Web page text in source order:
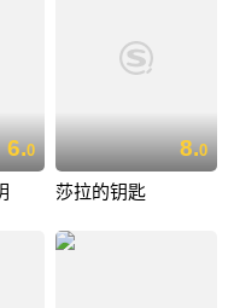
6.0 8.0
莎拉的钥匙